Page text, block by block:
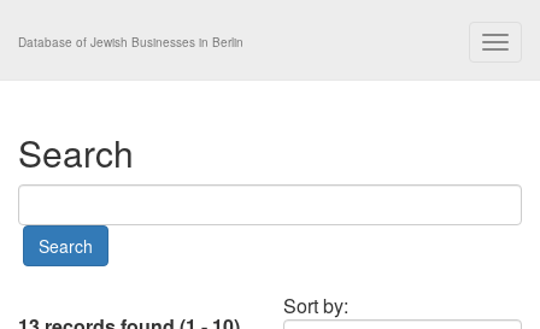
Database of Jewish Businesses in Berlin
Search
Sort by: